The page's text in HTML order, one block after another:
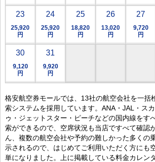
23
25,920
円
24
25,920
円
25
18,820
円
26
13,020
円
27
9,720
円
30
9,120
円
31
9,920
円
格安航空券モールでは、13社の航空会社を一括
索システムを採用しています。ANA・JAL・ス
ゥ・ジェットスター・ピーチなどの国内線をす
索ができるので、空席状況も当店ですべて確認
ん、複数の航空会社や予約の難しかった多くの
示されるので、はじめてご利用いただく方にも
単になりました。上に掲載している料金カレン